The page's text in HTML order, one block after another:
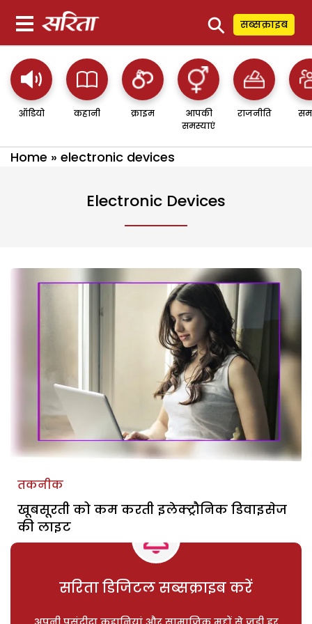
⚲ सब्सक्राइब
ऑडियो कहानी क्राइम
आपकी
समस्याएं
राजनीति
Home » electronic devices
Electronic Devices
तकनीक
खूबसूरती को कम करती इलेक्ट्रौनिक डिवाइसेज
की लाइट
सरिता डिजिटल सब्सक्राइब करें